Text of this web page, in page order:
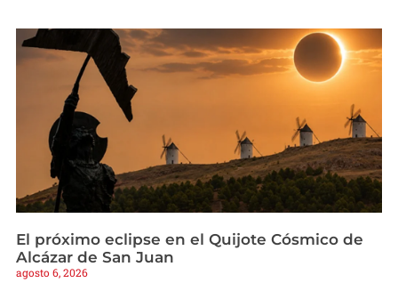
El próximo eclipse en el Quijote Cósmico de
Alcázar de San Juan
agosto 6, 2026